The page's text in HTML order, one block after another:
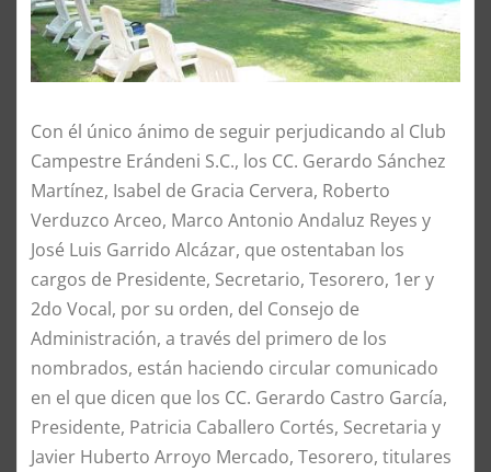
Con él único ánimo de seguir perjudicando al Club
Campestre Erándeni S.C., los CC. Gerardo Sánchez
Martínez, Isabel de Gracia Cervera, Roberto
Verduzco Arceo, Marco Antonio Andaluz Reyes y
José Luis Garrido Alcázar, que ostentaban los
cargos de Presidente, Secretario, Tesorero, 1er y
2do Vocal, por su orden, del Consejo de
Administración, a través del primero de los
nombrados, están haciendo circular comunicado
en el que dicen que los CC. Gerardo Castro García,
Presidente, Patricia Caballero Cortés, Secretaria y
Javier Huberto Arroyo Mercado, Tesorero, titulares